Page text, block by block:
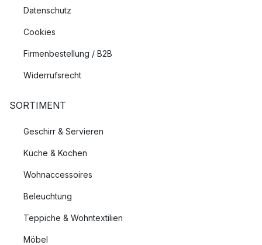
Datenschutz
Cookies
Firmenbestellung / B2B
Widerrufsrecht
SORTIMENT
Geschirr & Servieren
Küche & Kochen
Wohnaccessoires
Beleuchtung
Teppiche & Wohntextilien
Möbel